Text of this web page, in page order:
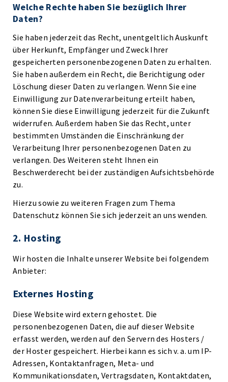
Welche Rechte haben Sie bezüglich Ihrer
Daten?
Sie haben jederzeit das Recht, unentgeltlich Auskunft
über Herkunft, Empfänger und Zweck Ihrer
gespeicherten personenbezogenen Daten zu erhalten.
Sie haben außerdem ein Recht, die Berichtigung oder
Löschung dieser Daten zu verlangen. Wenn Sie eine
Einwilligung zur Datenverarbeitung erteilt haben,
können Sie diese Einwilligung jederzeit für die Zukunft
widerrufen. Außerdem haben Sie das Recht, unter
bestimmten Umständen die Einschränkung der
Verarbeitung Ihrer personenbezogenen Daten zu
verlangen. Des Weiteren steht Ihnen ein
Beschwerderecht bei der zuständigen Aufsichtsbehörde
zu.
Hierzu sowie zu weiteren Fragen zum Thema
Datenschutz können Sie sich jederzeit an uns wenden.
2. Hosting
Wir hosten die Inhalte unserer Website bei folgendem
Anbieter:
Externes Hosting
Diese Website wird extern gehostet. Die
personenbezogenen Daten, die auf dieser Website
erfasst werden, werden auf den Servern des Hosters /
der Hoster gespeichert. Hierbei kann es sich v. a. um IP-
Adressen, Kontaktanfragen, Meta- und
Kommunikationsdaten, Vertragsdaten, Kontaktdaten,